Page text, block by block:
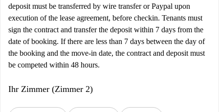
deposit must be transferred by wire transfer or Paypal upon
execution of the lease agreement, before checkin. Tenants must
sign the contract and transfer the deposit within 7 days from the
date of booking. If there are less than 7 days between the day of
the booking and the move-in date, the contract and deposit must
be competed within 48 hours.
Ihr Zimmer (Zimmer 2)